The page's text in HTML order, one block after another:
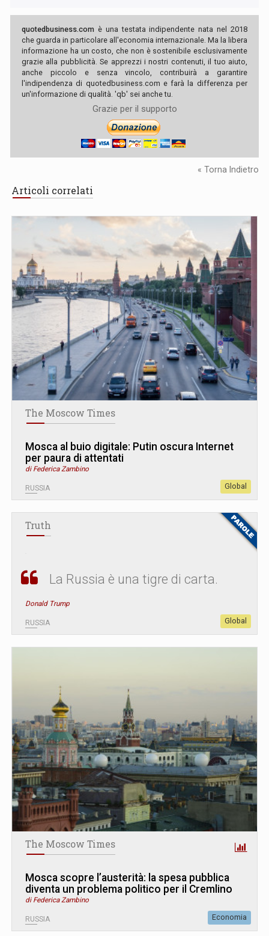
quotedbusiness.com è una testata indipendente nata nel 2018
che guarda in particolare all'economia internazionale. Ma la libera
informazione ha un costo, che non è sostenibile esclusivamente
grazie alla pubblicità. Se apprezzi i nostri contenuti, il tuo aiuto,
anche piccolo e senza vincolo, contribuirà a garantire
l'indipendenza di quotedbusiness.com e farà la differenza per
un'informazione di qualità. 'qb' sei anche tu.
Grazie per il supporto
« Torna Indietro
Articoli correlati
The Moscow Times
Mosca al buio digitale: Putin oscura Internet
per paura di attentati
di Federica Zambino
RUSSIA Global
Truth
La Russia è una tigre di carta.
Donald Trump
RUSSIA Global
The Moscow Times
Mosca scopre l’austerità: la spesa pubblica
diventa un problema politico per il Cremlino
di Federica Zambino
RUSSIA Economia